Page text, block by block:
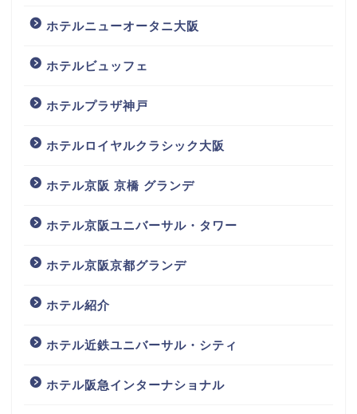
ホテルニューオータニ大阪
ホテルビュッフェ
ホテルプラザ神戸
ホテルロイヤルクラシック大阪
ホテル京阪 京橋 グランデ
ホテル京阪ユニバーサル・タワー
ホテル京阪京都グランデ
ホテル紹介
ホテル近鉄ユニバーサル・シティ
ホテル阪急インターナショナル